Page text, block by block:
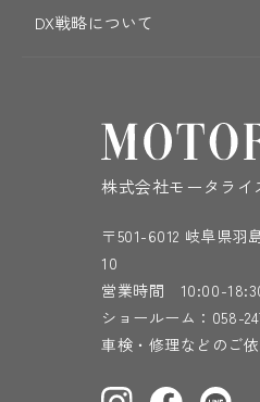
DX戦略について
株式会社モータライ
〒501-6012 岐阜県羽
10
営業時間 10:00-
ショールーム： 058-
車検・修理などのご依